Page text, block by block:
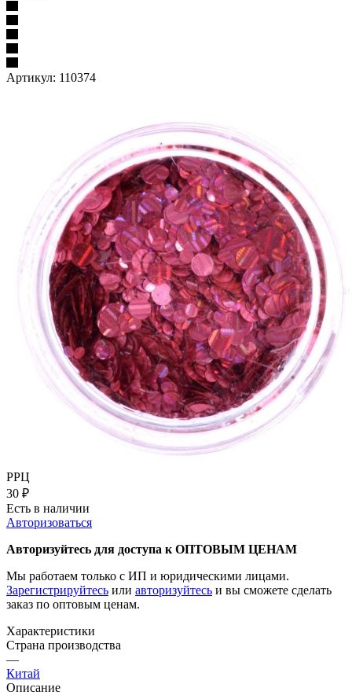
Артикул: 110374
РРЦ
30 ₽
Есть в наличии
Авторизоваться
Авторизуйтесь для доступа к ОПТОВЫМ ЦЕНАМ
Мы работаем только с ИП и юридическими лицами.
Зарегистрируйтесь или авторизуйтесь и вы сможете сделать
заказ по оптовым ценам.
Характеристики
Страна производства
—
Китай
Описание